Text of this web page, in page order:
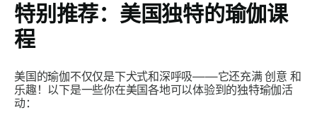
特别推荐：美国独特的瑜伽课
程
美国的瑜伽不仅仅是下犬式和深呼吸——它还充满创意 和
乐趣 ！以下是一些你在美国各地可以体验到的独特瑜伽活
动：